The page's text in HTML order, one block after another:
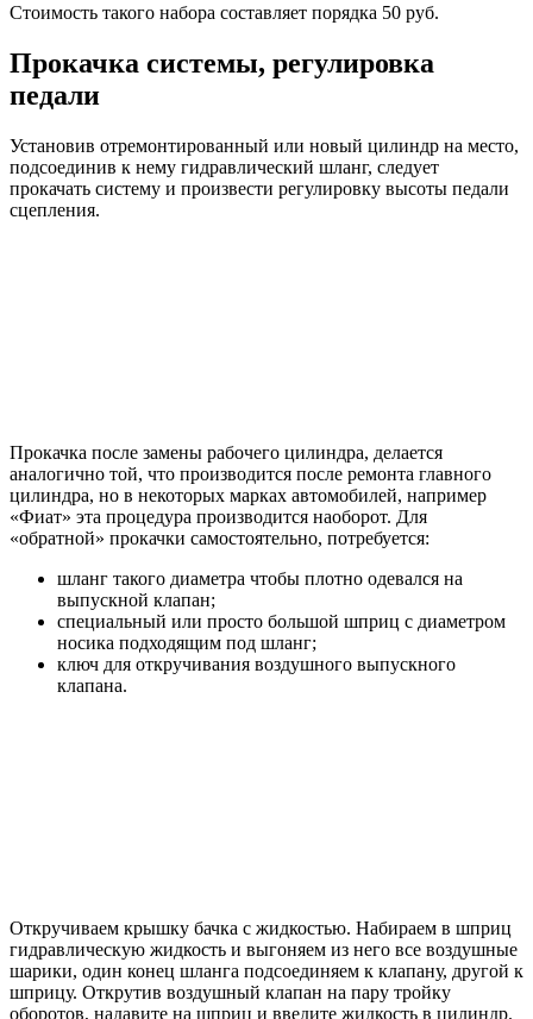
Стоимость такого набора составляет порядка 50 руб.
Прокачка системы, регулировка
педали
Установив отремонтированный или новый цилиндр на место,
подсоединив к нему гидравлический шланг, следует
прокачать систему и произвести регулировку высоты педали
сцепления.
Прокачка после замены рабочего цилиндра, делается
аналогично той, что производится после ремонта главного
цилиндра, но в некоторых марках автомобилей, например
«Фиат» эта процедура производится наоборот. Для
«обратной» прокачки самостоятельно, потребуется:
шланг такого диаметра чтобы плотно одевался на
выпускной клапан;
специальный или просто большой шприц с диаметром
носика подходящим под шланг;
ключ для откручивания воздушного выпускного
клапана.
Откручиваем крышку бачка с жидкостью. Набираем в шприц
гидравлическую жидкость и выгоняем из него все воздушные
шарики, один конец шланга подсоединяем к клапану, другой к
шприцу. Открутив воздушный клапан на пару тройку
оборотов, надавите на шприц и введите жидкость в цилиндр.